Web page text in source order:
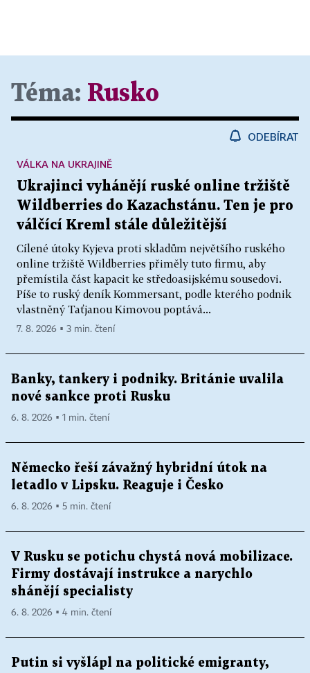
Téma: Rusko
ODEBÍRAT
Ukrajinci vyhánějí ruské online tržiště
Wildberries do Kazachstánu. Ten je pro
válčící Kreml stále důležitější
Cílené útoky Kyjeva proti skladům největšího ruského
online tržiště Wildberries přiměly tuto firmu, aby
přemístila část kapacit ke středoasijskému sousedovi.
Píše to ruský deník Kommersant, podle kterého podnik
vlastněný Taťjanou Kimovou poptává...
VÁLKA NA UKRAJINĚ
7. 8. 2026 ▪ 3 min. čtení
Banky, tankery i podniky. Británie uvalila
nové sankce proti Rusku
6. 8. 2026 ▪ 1 min. čtení
Německo řeší závažný hybridní útok na
letadlo v Lipsku. Reaguje i Česko
6. 8. 2026 ▪ 5 min. čtení
V Rusku se potichu chystá nová mobilizace.
Firmy dostávají instrukce a narychlo
shánějí specialisty
6. 8. 2026 ▪ 4 min. čtení
Putin si vyšlápl na politické emigranty,